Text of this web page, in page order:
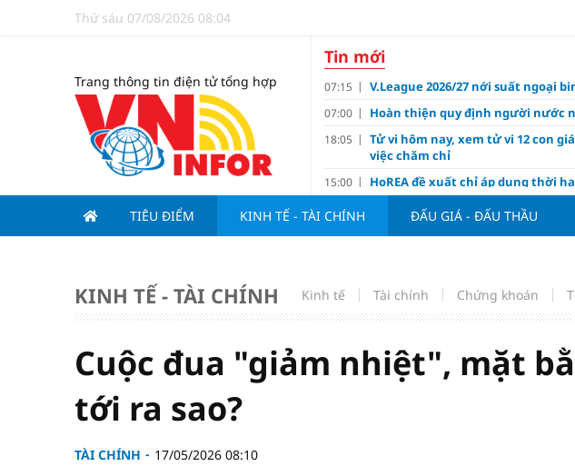
Thứ sáu 07/08/2026 08:04
Trang thông tin điện tử tổng hợp
Tin mới
07:15 V.League 2026/27 nới suất ngoại
07:00 Hoàn thiện quy định người nước
18:05
Tử vi hôm nay, xem tử vi 12 con
việc chăm chỉ
15:00
HoREA đề xuất chỉ áp dụng thời
dự án xây mới
15:00 Hút vốn FDI chất lượng cao cho
11:00 Vì sao Mỹ cùng Nhật Bản "nâng
10:10 Giá vàng hôm nay 6/8: "Nhảy vọt"
TIÊU ĐIỂM KINH TẾ - TÀI CHÍNH ĐẤU GIÁ - ĐẤU THẦU
KINH TẾ - TÀI CHÍNH Kinh tế Tài chính Chứng khoán
Cuộc đua "giảm nhiệt", mặt
tới ra sao?
TÀI CHÍNH 17/05/2026 08:10